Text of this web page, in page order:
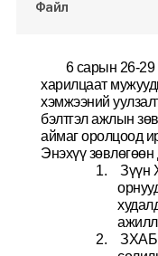
Файл
6 сарын 26-
харилцаат
хэмжээний
бэлтгэл ажлын
аймаг оролцоод
Энэхүү зөвлөгөөн
1.
Зүүн
2.